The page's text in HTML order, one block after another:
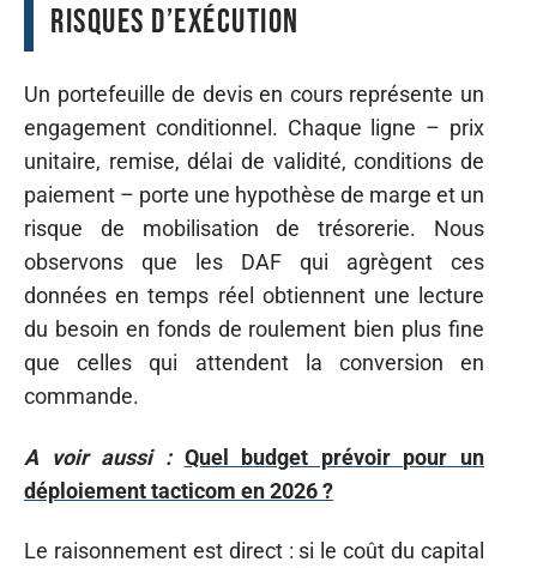
risques d’exécution
Un portefeuille de devis en cours représente un
engagement conditionnel. Chaque ligne – prix
unitaire, remise, délai de validité, conditions de
paiement – porte une hypothèse de marge et un
risque de mobilisation de trésorerie. Nous
observons que les DAF qui agrègent ces
données en temps réel obtiennent une lecture
du besoin en fonds de roulement bien plus fine
que celles qui attendent la conversion en
commande.
A voir aussi : Quel budget prévoir pour un
déploiement tacticom en 2026 ?
Le raisonnement est direct : si le coût du capital